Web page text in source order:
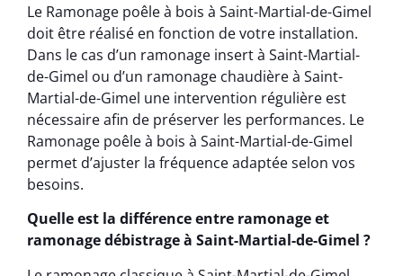
Le Ramonage poêle à bois à Saint-Martial-de-Gimel
doit être réalisé en fonction de votre installation.
Dans le cas d’un ramonage insert à Saint-Martial-
de-Gimel ou d’un ramonage chaudière à Saint-
Martial-de-Gimel une intervention régulière est
nécessaire afin de préserver les performances. Le
Ramonage poêle à bois à Saint-Martial-de-Gimel
permet d’ajuster la fréquence adaptée selon vos
besoins.
Quelle est la différence entre ramonage et
ramonage débistrage à Saint-Martial-de-Gimel ?